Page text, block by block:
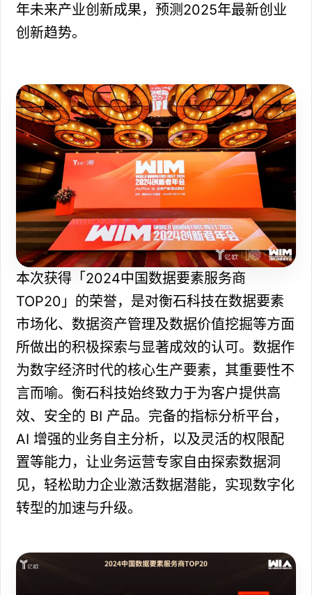
年未来产业创新成果，预测2025年最新创业
创新趋势。
本次获得「2024中国数据要素服务商
TOP20」的荣誉，是对衡石科技在数据要素
市场化、数据资产管理及数据价值挖掘等方面
所做出的积极探索与显著成效的认可。数据作
为数字经济时代的核心生产要素，其重要性不
言而喻。衡石科技始终致力于为客户提供高
效、安全的 BI 产品。完备的指标分析平台，
AI 增强的业务自主分析，以及灵活的权限配
置等能力，让业务运营专家自由探索数据洞
见，轻松助力企业激活数据潜能，实现数字化
转型的加速与升级。